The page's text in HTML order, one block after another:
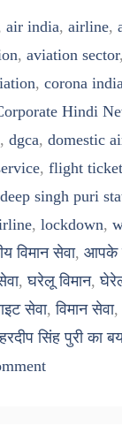
air india, airline,
, aviation sector,
, corona
Hindi
, dgca, domestic
, flight
singh puri
, lockdown,
विमान सेवा, आपके
,घरेलू विमान,
सेवा,विमान सेवा,
हरदीप सिंह पुरी का